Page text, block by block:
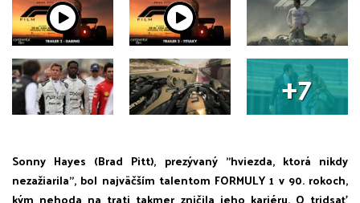
+7
Sonny Hayes (Brad Pitt), prezývaný "hviezda, ktorá nikdy
nezažiarila", bol najväčším talentom FORMULY 1 v 90. rokoch,